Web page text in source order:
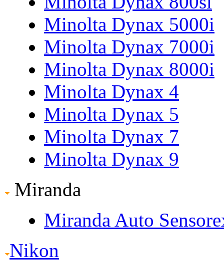
Minolta Dynax 5000i
Minolta Dynax 7000i
Minolta Dynax 8000i
Minolta Dynax 4
Minolta Dynax 5
Minolta Dynax 7
Minolta Dynax 9
Miranda
Miranda Auto
Nikon